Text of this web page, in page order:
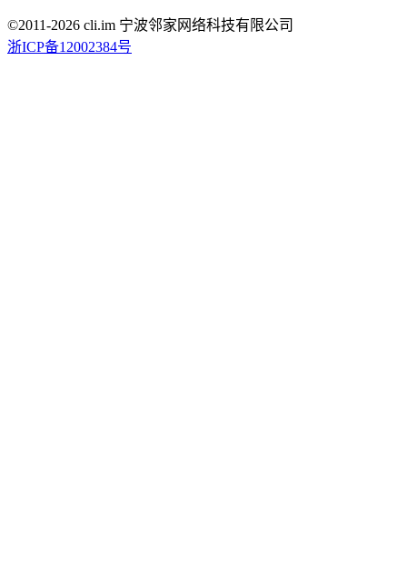
©2011-2026 cli.im 宁波邻家网络科技有限公司
浙ICP备12002384号